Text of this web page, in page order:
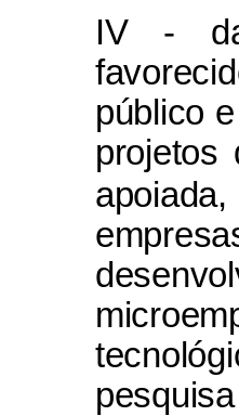
IV -
público
projetos